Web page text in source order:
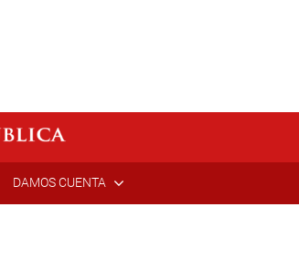
DAMOS CUENTA